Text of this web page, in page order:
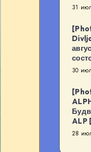
31
30
ALP
28